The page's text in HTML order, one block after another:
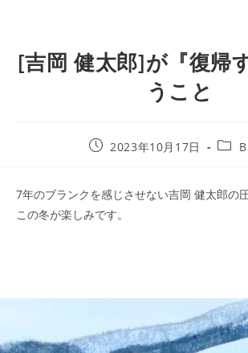
[吉岡 健太郎]が『復帰
うこと
2023年10月17日
7年のブランクを感じさせない吉岡 健太郎の
この冬が楽しみです。